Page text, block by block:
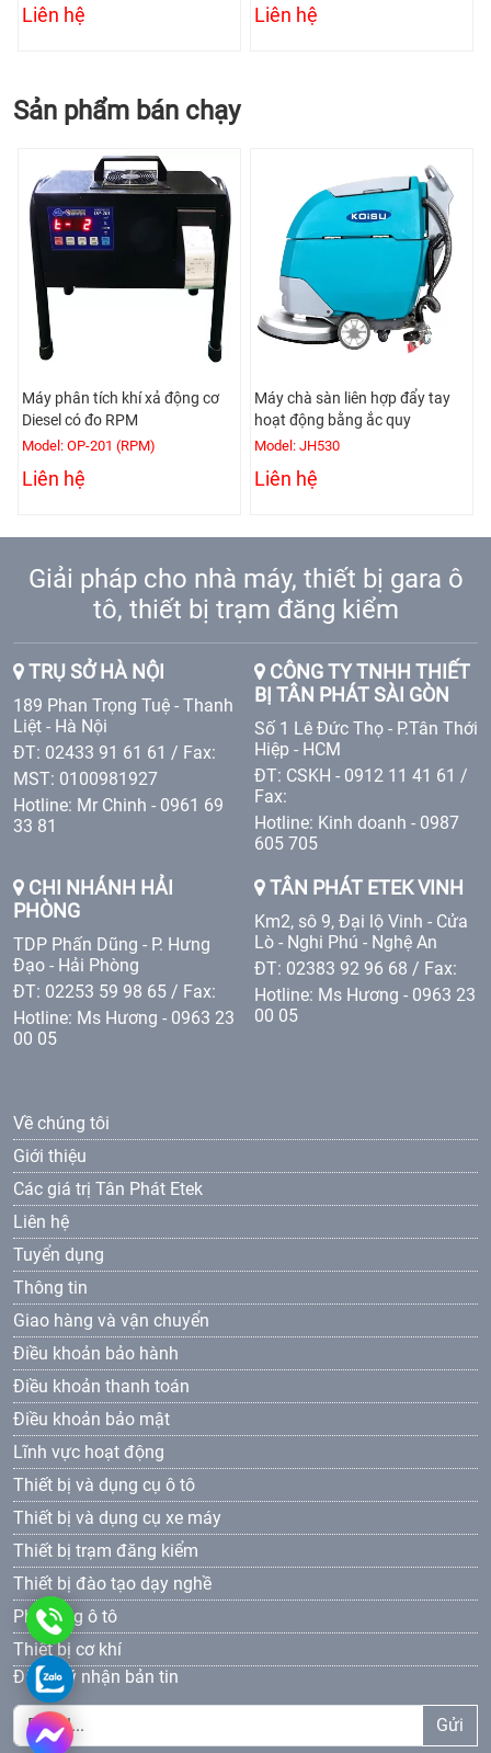
Liên hệ Liên hệ
Sản phẩm bán chạy
Máy phân tích khí xả động cơ
Diesel có đo RPM
Model: OP-201 (RPM)
Liên hệ
Máy chà sàn liên hợp đẩy tay
hoạt động bằng ắc quy
Model: JH530
Liên hệ
Giải pháp cho nhà máy, thiết bị gara ô
tô, thiết bị trạm đăng kiểm
TRỤ SỞ HÀ NỘI
189 Phan Trọng Tuệ - Thanh
Liệt - Hà Nội
ĐT: 02433 91 61 61 / Fax:
MST: 0100981927
Hotline: Mr Chinh - 0961 69
33 81
CÔNG TY TNHH THIẾT
BỊ TÂN PHÁT SÀI GÒN
Số 1 Lê Đức Thọ - P.Tân Thới
Hiệp - HCM
ĐT: CSKH - 0912 11 41 61 /
Fax:
Hotline: Kinh doanh - 0987
605 705
CHI NHÁNH HẢI
PHÒNG
TDP Phấn Dũng - P. Hưng
Đạo - Hải Phòng
ĐT: 02253 59 98 65 / Fax:
Hotline: Ms Hương - 0963 23
00 05
TÂN PHÁT ETEK VINH
Km2, sô 9, Đại lộ Vinh - Cửa
Lò - Nghi Phú - Nghệ An
ĐT: 02383 92 96 68 / Fax:
Hotline: Ms Hương - 0963 23
00 05
Về chúng tôi
Giới thiệu
Các giá trị Tân Phát Etek
Liên hệ
Tuyển dụng
Thông tin
Giao hàng và vận chuyển
Điều khoản bảo hành
Điều khoản thanh toán
Điều khoản bảo mật
Lĩnh vực hoạt động
Thiết bị và dụng cụ ô tô
Thiết bị và dụng cụ xe máy
Thiết bị trạm đăng kiểm
Thiết bị đào tạo dạy nghề
Phụ tùng ô tô
Thiết bị cơ khí
Đăng ký nhận bản tin
Gửi
0961
69
0961693381